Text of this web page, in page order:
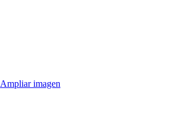
Ampliar imagen